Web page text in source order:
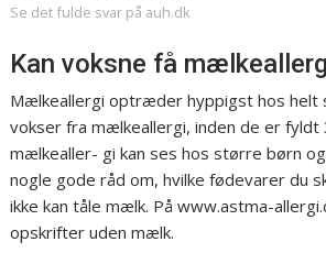
Se det fulde svar på auh.dk
Kan voksne få
Mælkeallergi optræder hyppigst hos helt
vokser fra mælkeallergi, inden de er fyldt
mælkealler- gi kan ses hos større børn
nogle gode råd om, hvilke fødevarer du
ikke kan tåle mælk. På www.astma-
opskrifter uden mælk.